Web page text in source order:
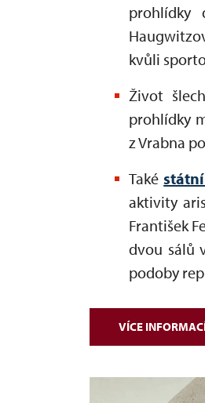
prohlídky
kvůli
Život
prohlídky
z Vrabna
Také
aktivity
František
dvou sálů
podoby
VÍCE